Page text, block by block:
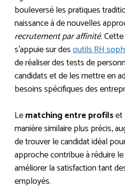
bouleversé les pratiques
naissance à de nouvelles
recrutement par affinité.
s’appuie sur desoutils RH
de réaliser des tests de
candidats et de les mettre en
besoins spécifiques des
Lematching entre profilset
manière similaire plus précis,
de trouver le candidat idéal
approche contribue à réduire
améliorer la satisfaction tant
employés.